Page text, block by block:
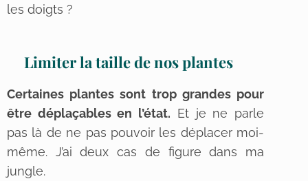
les doigts ?
Limiter la taille de nos plantes
Certaines plantes sont trop grandes pour
être déplaçables en l’état. Et je ne parle
pas là de ne pas pouvoir les déplacer moi-
même. J’ai deux cas de figure dans ma
jungle.